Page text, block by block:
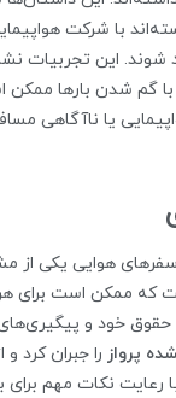
با شرکت
شوند. این تجربیات
گم شدن بارها
یا ناآگاهی
هوایی یکی از
که ممکن است برای
حقوق خود و
پرواز را جبران کرد
رعایت نکات مهم